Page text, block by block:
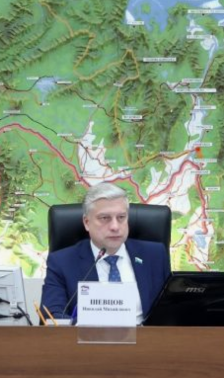
гектаров.
Как сообщили в пресс-
службе регионального
парламента, документ
также запрещает
приватизацию земель
сельхозназначения на 49
лет и расширяет
возможности
для получения земельных
наделов многодетными
семьями.
«Нужно, чтобы
сельхозпродукция,
произведенная нашими
крестьянскими
и фермерскими
хозяйствами,
присутствовала в торговых
сетях всего Хабаровского
края», — отметил
председатель комитета
Думы по вопросам
промышленности,
предпринимательства
и инфраструктуры Валерий
Постельник.
Муниципалитетам также
предоставлены полномочия
по постановке граждан
на учет для бесплатного
получения выбранных
участков в собственность.
В ТЕМУ:
системы Хабаровского